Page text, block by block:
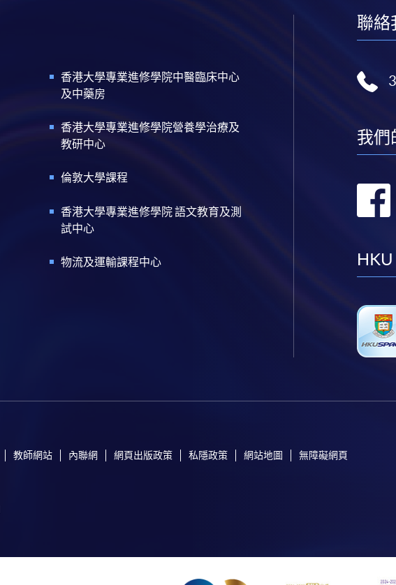
香港大學專業進修學院中醫臨床中心
及中藥房
香港大學專業進修學院營養學治療及
教研中心
倫敦大學課程
香港大學專業進修學院 語文教育及測
試中心
物流及運輸課程中心
聯絡
我們
HKU
教師網站 內聯網 網頁出版政策 私隱政策 網站地圖 無障礙網頁